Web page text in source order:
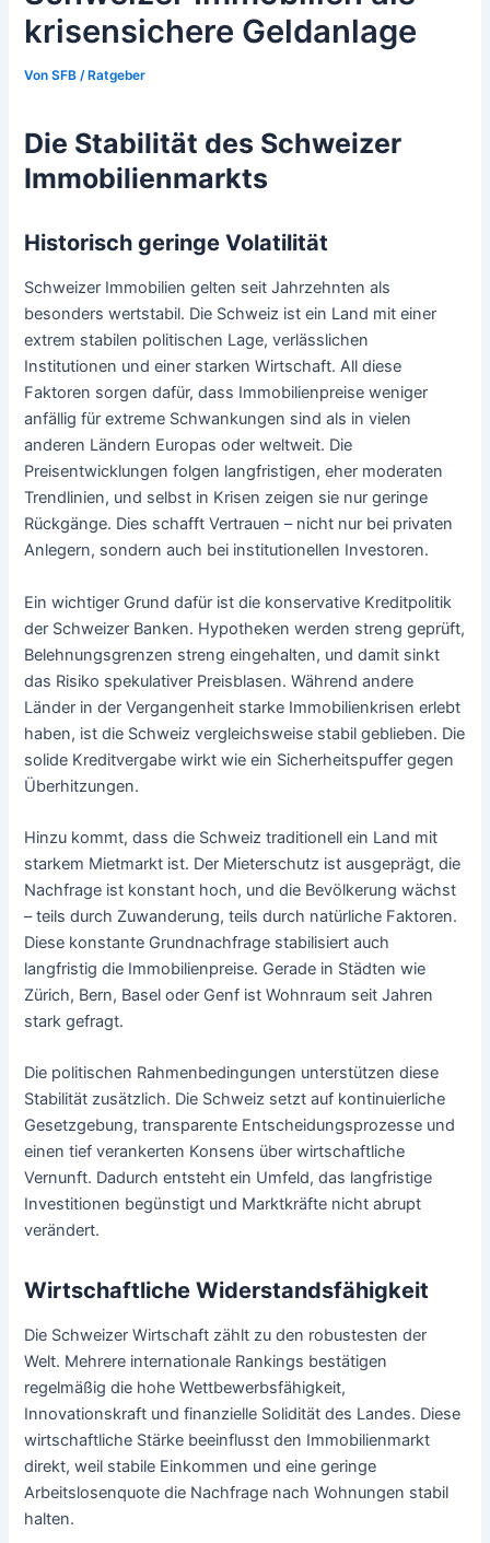
krisensichere Geldanlage
VonSFB /Ratgeber
Die Stabilität des Schweizer
Immobilienmarkts
Historisch geringe Volatilität
Schweizer Immobilien gelten seit Jahrzehnten als
besonders wertstabil. Die Schweiz ist ein Land mit einer
extrem stabilen politischen Lage, verlässlichen
Institutionen und einer starken Wirtschaft. All diese
Faktoren sorgen dafür, dass Immobilienpreise weniger
anfällig für extreme Schwankungen sind als in vielen
anderen Ländern Europas oder weltweit. Die
Preisentwicklungen folgen langfristigen, eher moderaten
Trendlinien, und selbst in Krisen zeigen sie nur geringe
Rückgänge. Dies schafft Vertrauen – nicht nur bei privaten
Anlegern, sondern auch bei institutionellen Investoren.
Ein wichtiger Grund dafür ist die konservative Kreditpolitik
der Schweizer Banken. Hypotheken werden streng geprüft,
Belehnungsgrenzen streng eingehalten, und damit sinkt
das Risiko spekulativer Preisblasen. Während andere
Länder in der Vergangenheit starke Immobilienkrisen erlebt
haben, ist die Schweiz vergleichsweise stabil geblieben. Die
solide Kreditvergabe wirkt wie ein Sicherheitspuffer gegen
Überhitzungen.
Hinzu kommt, dass die Schweiz traditionell ein Land mit
starkem Mietmarkt ist. Der Mieterschutz ist ausgeprägt, die
Nachfrage ist konstant hoch, und die Bevölkerung wächst
– teils durch Zuwanderung, teils durch natürliche Faktoren.
Diese konstante Grundnachfrage stabilisiert auch
langfristig die Immobilienpreise. Gerade in Städten wie
Zürich, Bern, Basel oder Genf ist Wohnraum seit Jahren
stark gefragt.
Die politischen Rahmenbedingungen unterstützen diese
Stabilität zusätzlich. Die Schweiz setzt auf kontinuierliche
Gesetzgebung, transparente Entscheidungsprozesse und
einen tief verankerten Konsens über wirtschaftliche
Vernunft. Dadurch entsteht ein Umfeld, das langfristige
Investitionen begünstigt und Marktkräfte nicht abrupt
verändert.
Wirtschaftliche Widerstandsfähigkeit
Die Schweizer Wirtschaft zählt zu den robustesten der
Welt. Mehrere internationale Rankings bestätigen
regelmäßig die hohe Wettbewerbsfähigkeit,
Innovationskraft und finanzielle Solidität des Landes. Diese
wirtschaftliche Stärke beeinflusst den Immobilienmarkt
direkt, weil stabile Einkommen und eine geringe
Arbeitslosenquote die Nachfrage nach Wohnungen stabil
halten.